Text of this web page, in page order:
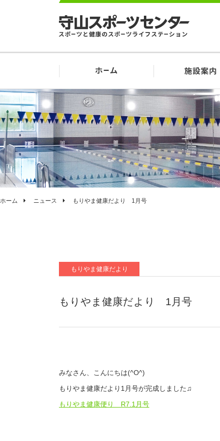
ホーム ニュース もりやま健康だより 1月号
もりやま健康だより
もりやま健康だより 1月号
みなさん、こんにちは(^O^)
もりやま健康だより1月号が完成しました♫
もりやま健康便り R7.1月号